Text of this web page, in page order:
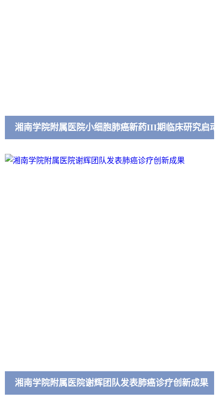
湘南学院附属医院小细胞肺癌新药III期临床研究启动
湘南学院附属医院谢辉团队发表肺癌诊疗创新成果